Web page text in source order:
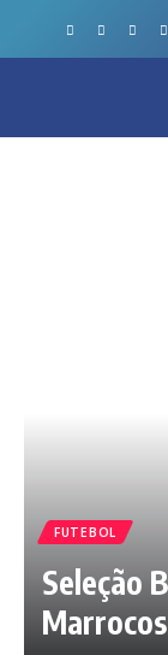
FUTEBOL
Seleção
Marrocos